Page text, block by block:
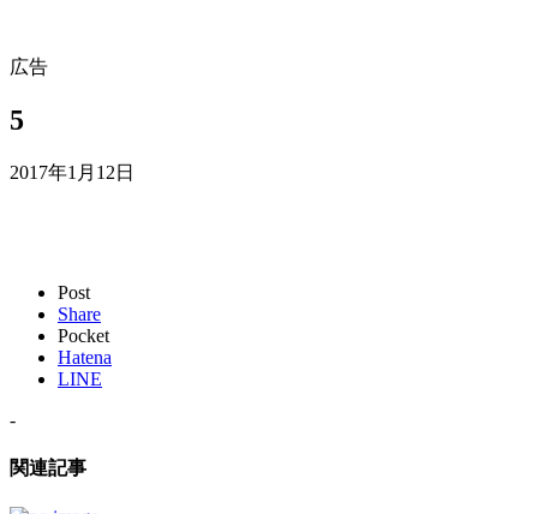
広告
5
2017年1月12日
Post
Share
Pocket
Hatena
LINE
-
関連記事